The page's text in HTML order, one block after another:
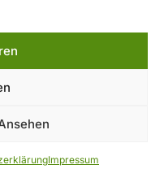
Impressum
Bayern